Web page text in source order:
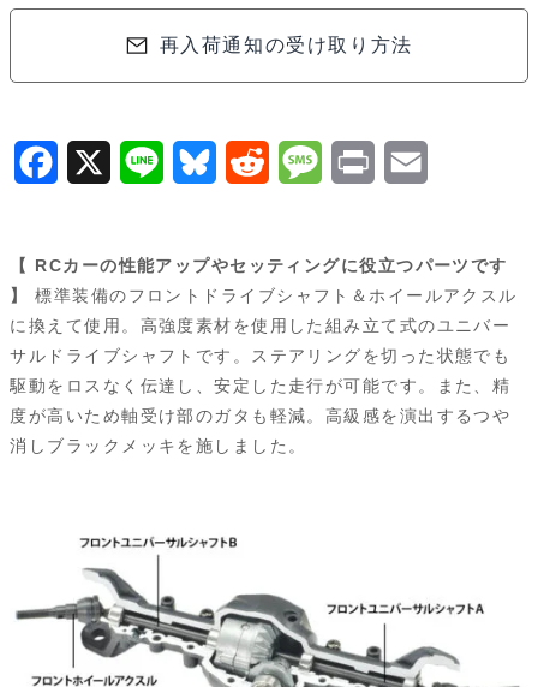
再入荷通知の受け取り方法
e
b
o
o
X
e
B
e
s
k
y
R
d
i
t
M
s
a
g
e
P
n
t
i
l
【 RCカーの性能アップやセッティングに役立つパーツです
】
標準装備のフロントドライブシャフト＆ホイールアクスル
に換えて使用。高強度素材を使用した組み立て式のユニバー
サルドライブシャフトです。ステアリングを切った状態でも
駆動をロスなく伝達し、安定した走行が可能です。また、精
度が高いため軸受け部のガタも軽減。高級感を演出するつや
消しブラックメッキを施しました。